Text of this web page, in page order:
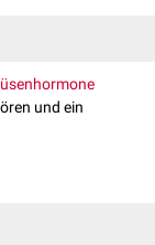
und ein